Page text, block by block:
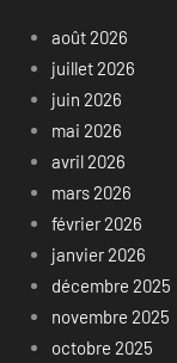
août 2026
juillet 2026
juin 2026
mai 2026
avril 2026
mars 2026
février 2026
janvier 2026
décembre 2025
novembre 2025
octobre 2025